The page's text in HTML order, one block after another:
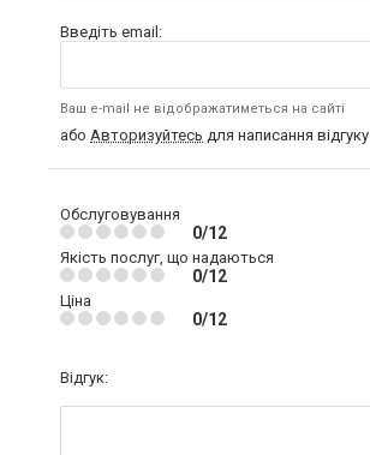
Введіть email:
Ваш e-mail не відображатиметься на сайті
або Авторизуйтесь для написання відгуку
Обслуговування
0/12
Якість послуг, що надаються
0/12
Ціна
0/12
Відгук: